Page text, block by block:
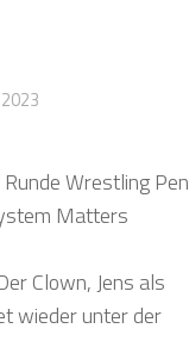
Wrestling Pen
Matters
Clown, Jens als
wieder unter der